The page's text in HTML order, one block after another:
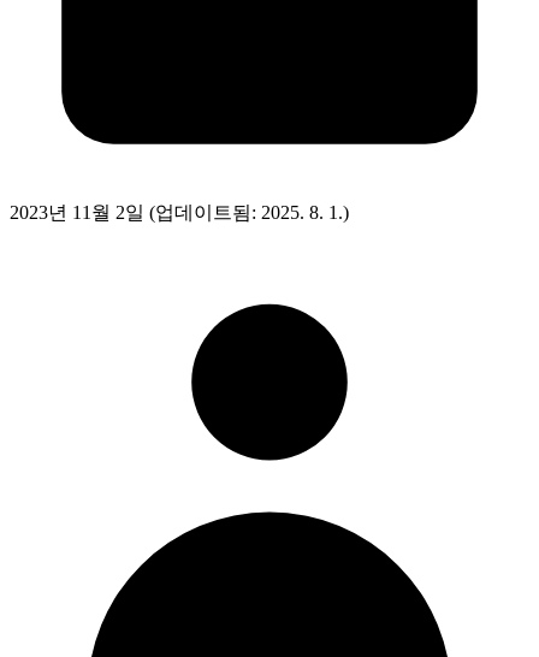
2023년 11월 2일 (업데이트됨: 2025. 8. 1.)